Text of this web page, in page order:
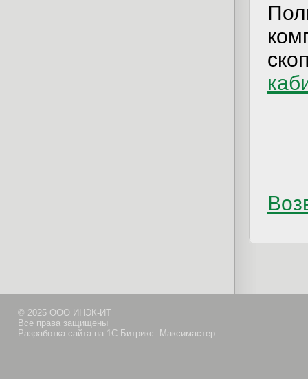
© 2025 ООО ИНЭК-ИТ
Все права защищены
Разработка сайта на 1С-Битрикс: Максимастер